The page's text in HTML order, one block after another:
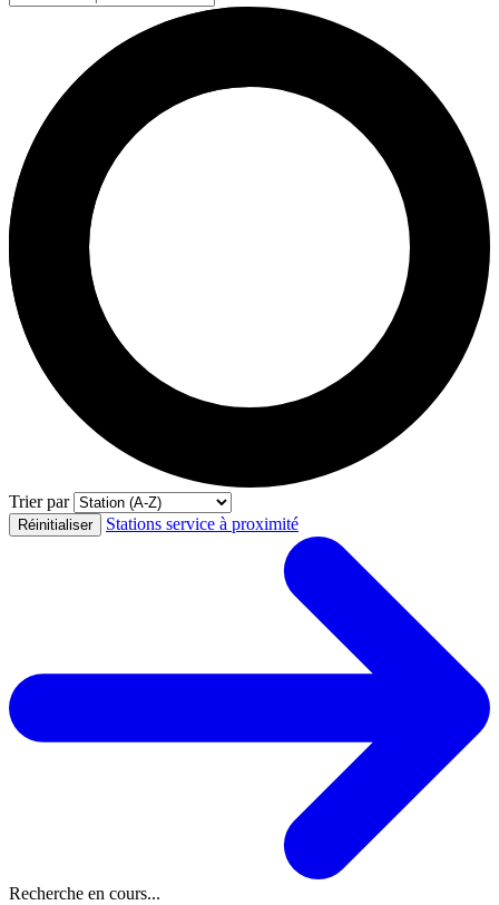
Trier par
Réinitialiser Stations service à proximité
Recherche en cours...